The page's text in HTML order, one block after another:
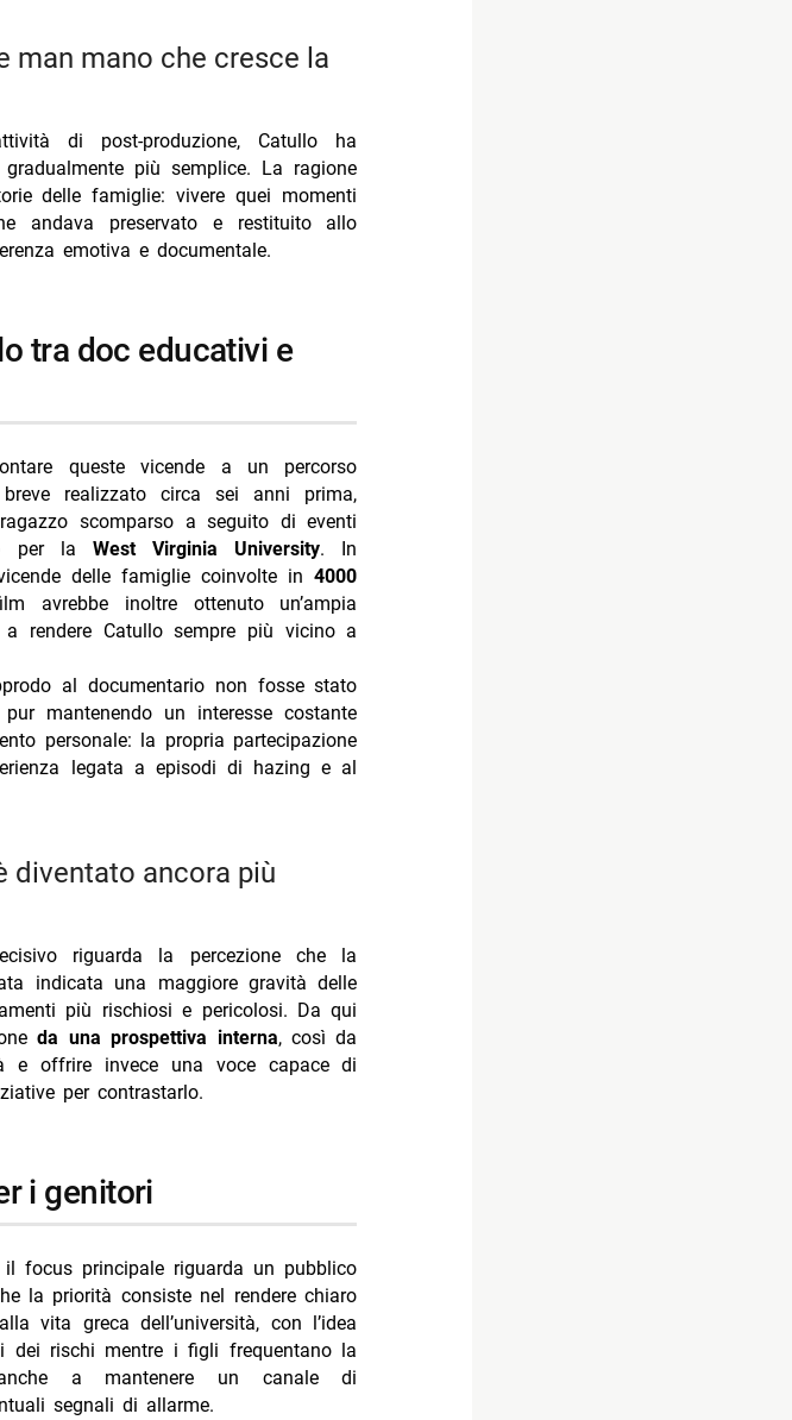
di post-produzione, Catullo ha
più semplice. La ragione
delle famiglie: vivere quei momenti
preservato e restituito allo
emotiva e documentale.
queste vicende a un percorso
realizzato circa sei anni prima,
scomparso a seguito di eventi
per la West Virginia University. In
delle famiglie coinvolte in4000
inoltre ottenuto un’ampia
rendere Catullo sempre più vicino a
al documentario non fosse stato
mantenendo un interesse costante
personale: la propria partecipazione
legata a episodi di hazing e al
riguarda la percezione che la
indicata una maggiore gravità delle
più rischiosi e pericolosi. Da qui
da una prospettiva interna, così da
e offrire invece una voce capace di
per contrastarlo.
i genitori
focus principale riguarda un pubblico
la priorità consiste nel rendere chiaro
vita greca dell’università, con l’idea
dei rischi mentre i figli frequentano la
a mantenere un canale di
segnali di allarme.